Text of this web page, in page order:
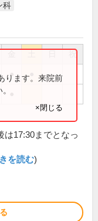
科
祝
●
ります。来院前
×閉じる
は17:30までとなっ
を読む)